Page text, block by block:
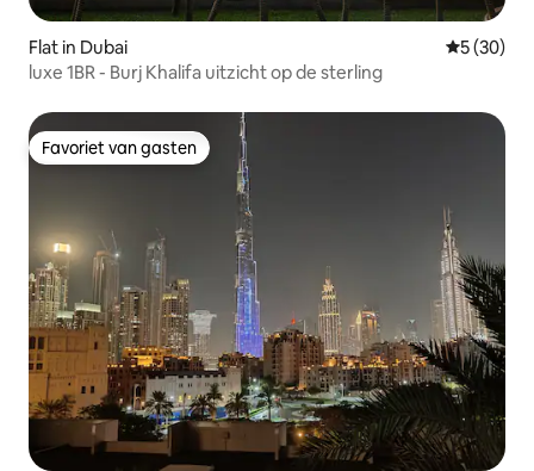
Flat in Dubai
5 (30)
luxe 1BR - Burj Khalifa uitzicht op de sterling
Favoriet van gasten
Favoriet van gasten